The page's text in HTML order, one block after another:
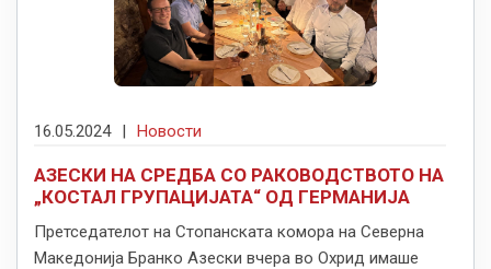
16.05.2024 | Новости
АЗЕСКИ НА СРЕДБА СО РАКОВОДСТВОТО НА
„КОСТАЛ ГРУПАЦИЈАТА“ ОД ГЕРМАНИЈА
Претседателот на Стопанската комора на Северна
Македонија Бранко Азески вчера во Охрид имаше